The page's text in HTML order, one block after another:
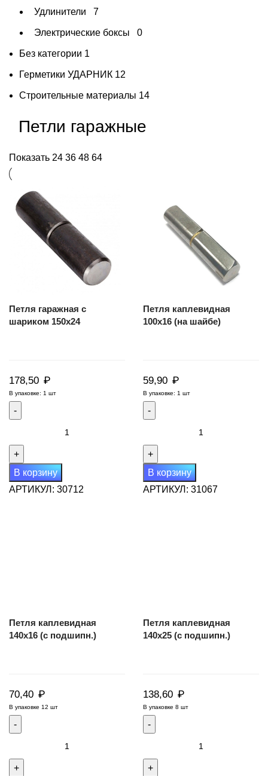
Удлинители 7
Электрические боксы 0
Без категории 1
Герметики УДАРНИК 12
Строительные материалы 14
Петли гаражные
Показать 24 36 48 64
Петля гаражная с
шариком 150х24
178,50 ₽
В упаковке: 1 шт
Петля
гаражная
с
В корзину
АРТИКУЛ: 30712
Петля каплевидная
100х16 (на шайбе)
59,90 ₽
В упаковке: 1 шт
Петля
каплевидная
100х16
В корзину
АРТИКУЛ: 31067
Петля каплевидная
140х16 (с подшипн.)
70,40 ₽
В упаковке 12 шт
Петля
Петля каплевидная
140х25 (с подшипн.)
138,60 ₽
В упаковке 8 шт
Петля